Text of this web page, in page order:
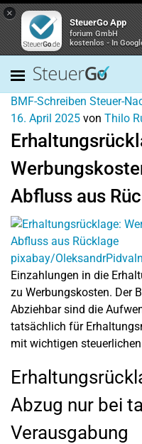
×
SteuerGo App
forium GmbH
kostenlos - In
BMF-Schreiben Steuer-
16. April 2025 von Thilo
Abfluss aus
pixabay/
Einzahlungen in die
zu Werbungskosten. Der
Abziehbar sind die
tatsächlich für
mit wichtigen
Abzug nur bei
Verausgabung